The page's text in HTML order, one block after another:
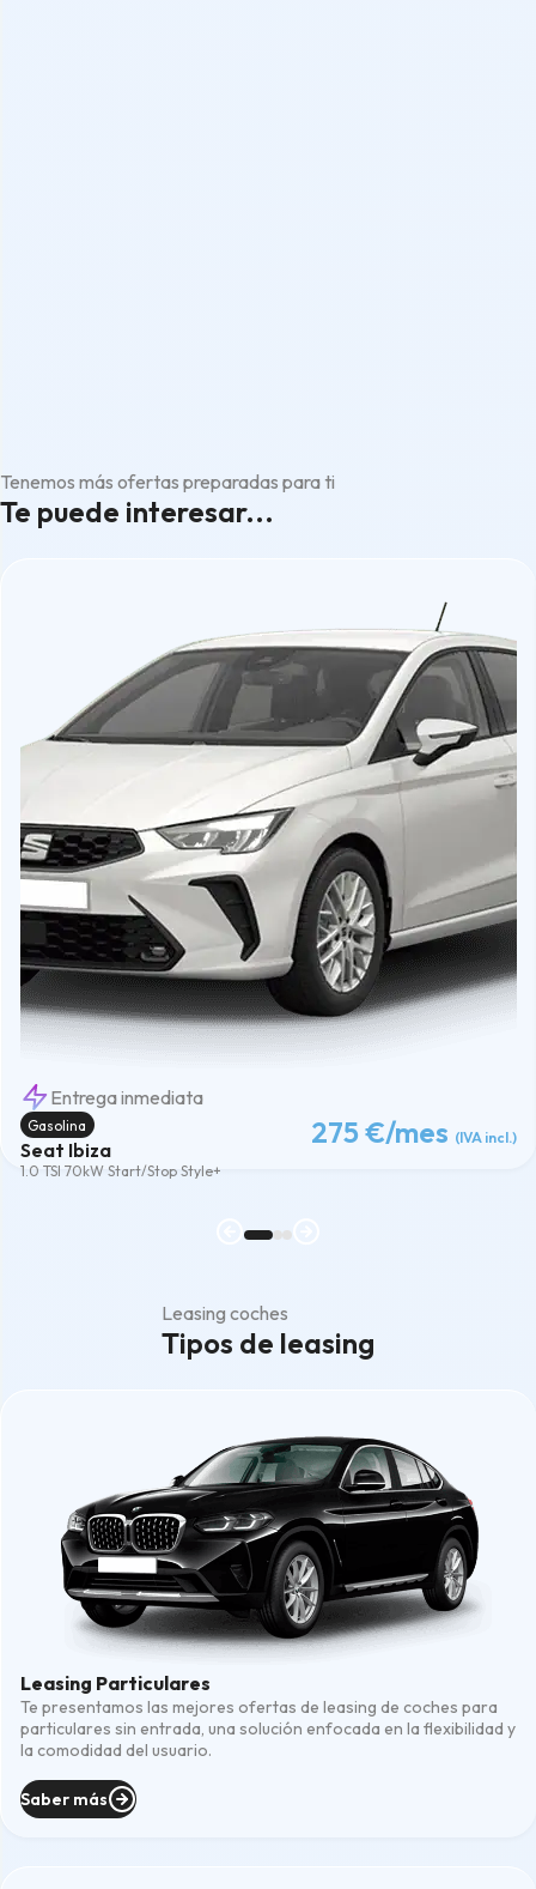
Tenemos más ofertas preparadas para ti
Te puede interesar...
Entrega inmediata
Seat Ibiza
1.0 TSI 70kW Start/Stop Style+
275 €/mes (IVA incl.)
Gasolina
Leasing coches
Tipos de leasing
Leasing Particulares
Te presentamos las mejores ofertas de leasing de coches para
particulares sin entrada, una solución enfocada en la flexibilidad y
la comodidad del usuario.
Saber más